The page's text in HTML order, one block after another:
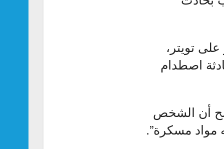
على تويتر،
اصطدام
أن الشخص
مواد مسكرة”.